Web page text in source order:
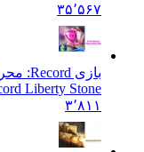
۳۵٬۵۶۷
Record Liberty Stone